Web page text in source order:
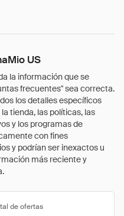
US
la información que se
frecuentes" sea correcta.
los detalles específicos
tienda, las políticas, las
y los programas de
con fines
y podrían ser inexactos u
más reciente y
de ofertas